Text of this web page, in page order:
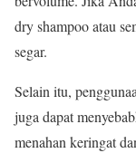
dry shampoo atau
segar.
Selain itu,
juga dapat
menahan keringat